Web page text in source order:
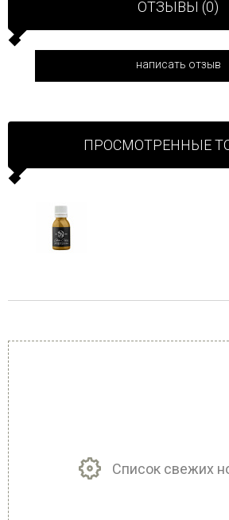
ОТЗЫВЫ (0)
написать отзыв
ПРОСМОТРЕННЫЕ
Список свежих